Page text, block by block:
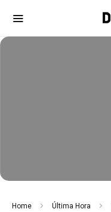
Home Última Hora